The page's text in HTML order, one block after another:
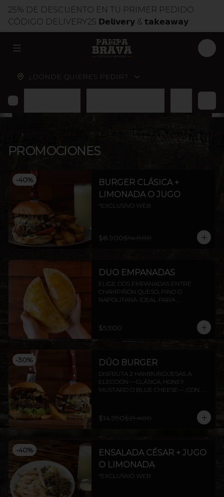
25% DE DESCUENTO EN TU PRIMER PEDIDO
CÓDIGO DELIVERY25 𝗗𝗲𝗹𝗶𝘃𝗲𝗿𝘆 & 𝘁𝗮𝗸𝗲𝗮𝘄𝗮𝘆
ABRIR MENU DE NAVEGACIÓN
¿DÓNDE QUIERES PEDIR?
PROMOCIONES
-40%
BURGER CLÁSICA +
LIMONADA O JUGO
*EXCLUSIVO WEB
$8.900$14.800
DUO EMPANADAS
ELIGE DOS EMPANADAS ENTRE
CHAMPIÑÓN QUESO, PINO O
NAPOLITANA. IDEAL PARA
$5.900
-30% DÚO BURGER
DISFRUTA 2 HAMBURGUESAS A
ELECCIÓN —CLÁSICA, HONEY
MUSTARD O BLUE CHEESE—, CON
$14.990$21.400
-40%
ENSALADA CÉSAR + JUGO
O LIMONADA
*EXCLUSIVO WEB